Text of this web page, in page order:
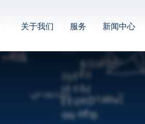
关于我们 服务 新闻中心